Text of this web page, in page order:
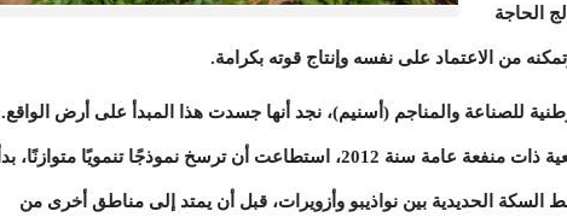
الحاجة
من الاعتماد على نفسه وإنتاج قوته بكرامة.
للصناعة والمناجم (أسنيم)، نجد أنها جسدت هذا المبدأ على أرض الواقع.
فمنذ تأسيسها سنة 2007، ثم إعلانها جمعية ذات منفعة عامة سنة 2012، استطاعت أن ترسخ نموذجًا تنمويًا متوازنًا، بدأ
السكة الحديدية بين نواذيبو وأزويرات، قبل أن يمتد إلى مناطق أخرى من